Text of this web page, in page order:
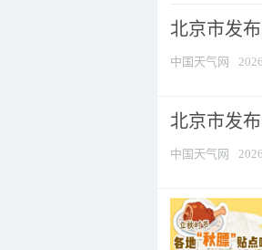
北京市发
中国天气网
北京市发
中国天气网